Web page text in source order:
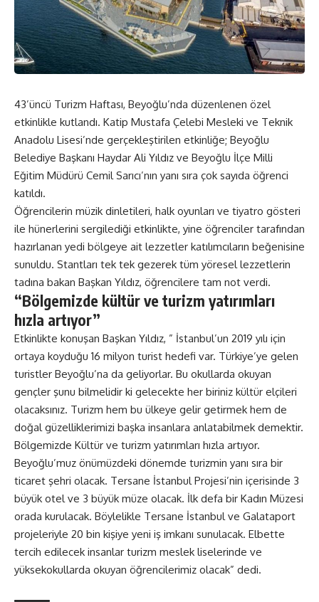
43’üncü Turizm Haftası, Beyoğlu’nda düzenlenen özel
etkinlikle kutlandı. Katip Mustafa Çelebi Mesleki ve Teknik
Anadolu Lisesi’nde gerçekleştirilen etkinliğe; Beyoğlu
Belediye Başkanı Haydar Ali Yıldız ve Beyoğlu İlçe Milli
Eğitim Müdürü Cemil Sarıcı’nın yanı sıra çok sayıda öğrenci
katıldı.
Öğrencilerin müzik dinletileri, halk oyunları ve tiyatro gösteri
ile hünerlerini sergilediği etkinlikte, yine öğrenciler tarafından
hazırlanan yedi bölgeye ait lezzetler katılımcıların beğenisine
sunuldu. Stantları tek tek gezerek tüm yöresel lezzetlerin
tadına bakan Başkan Yıldız, öğrencilere tam not verdi.
“Bölgemizde kültür ve turizm yatırımları
hızla artıyor”
Etkinlikte konuşan Başkan Yıldız, ” İstanbul’un 2019 yılı için
ortaya koyduğu 16 milyon turist hedefi var. Türkiye’ye gelen
turistler Beyoğlu’na da geliyorlar. Bu okullarda okuyan
gençler şunu bilmelidir ki gelecekte her biriniz kültür elçileri
olacaksınız. Turizm hem bu ülkeye gelir getirmek hem de
doğal güzelliklerimizi başka insanlara anlatabilmek demektir.
Bölgemizde Kültür ve turizm yatırımları hızla artıyor.
Beyoğlu’muz önümüzdeki dönemde turizmin yanı sıra bir
ticaret şehri olacak. Tersane İstanbul Projesi’nin içerisinde 3
büyük otel ve 3 büyük müze olacak. İlk defa bir Kadın Müzesi
orada kurulacak. Böylelikle Tersane İstanbul ve Galataport
projeleriyle 20 bin kişiye yeni iş imkanı sunulacak. Elbette
tercih edilecek insanlar turizm meslek liselerinde ve
yüksekokullarda okuyan öğrencilerimiz olacak” dedi.